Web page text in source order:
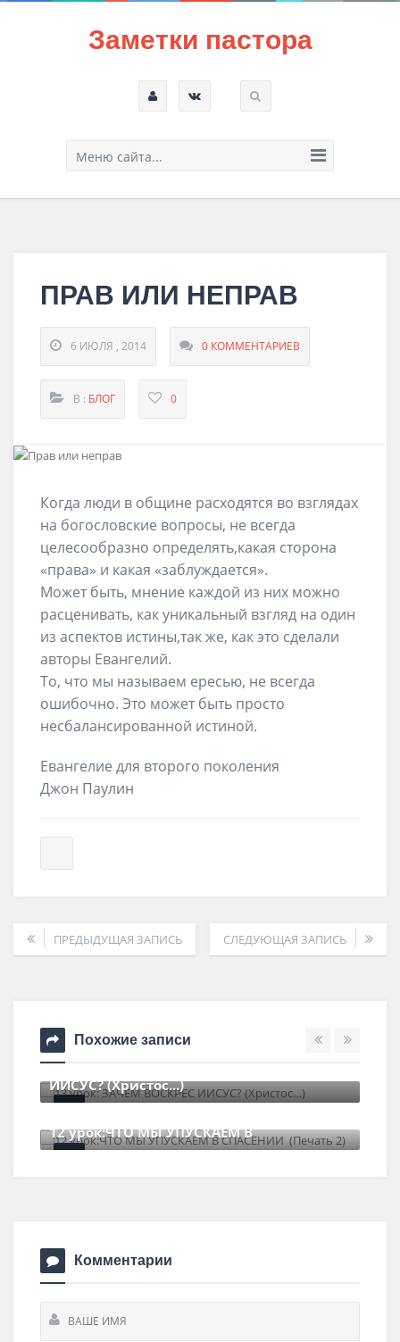
Заметки пастора
Меню сайта...
ПРАВ ИЛИ НЕПРАВ
6 ИЮЛЯ , 2014 0 КОММЕНТАРИЕВ
В : БЛОГ 0
Когда люди в общине расходятся во взглядах
на богословские вопросы, не всегда
целесообразно определять,какая сторона
«права» и какая «заблуждается».
Может быть, мнение каждой из них можно
расценивать, как уникальный взгляд на один
из аспектов истины,так же, как это сделали
авторы Евангелий.
То, что мы называем ересью, не всегда
ошибочно. Это может быть просто
несбалансированной истиной.
Евангелие для второго поколения
Джон Паулин
ПРЕДЫДУЩАЯ ЗАПИСЬ СЛЕДУЮЩАЯ ЗАПИСЬ
Похожие записи
13 урок: ЗАЧЕМ ВОСКРЕС
ИИСУС? (Христос...)
12 урок:ЧТО МЫ УПУСКАЕМ В
Комментарии